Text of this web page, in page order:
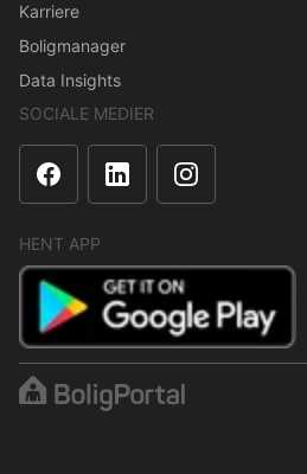
Karriere
Boligmanager
Data Insights
SOCIALE MEDIER
HENT APP